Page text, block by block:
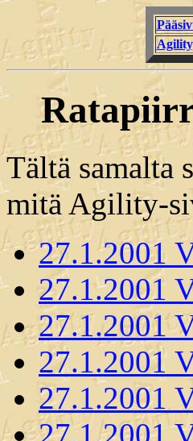
Tältä samalta
mitä Agility-
27.1.2001
27.1.2001
27.1.2001
27.1.2001
27.1.2001
27.1.2001